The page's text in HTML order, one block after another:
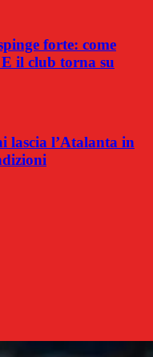
forte: come
il club torna su
lascia l’Atalanta in